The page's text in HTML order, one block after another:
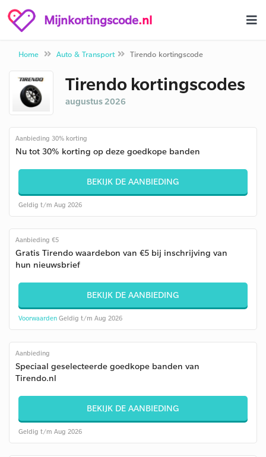
Mijnkortingscode.nl
Home Auto & Transport Tirendo kortingscode
Tirendo kortingscodes
augustus 2026
Aanbieding 30% korting
Nu tot 30% korting op deze goedkope banden
BEKIJK DE AANBIEDING
Geldig t/m Aug 2026
Aanbieding €5
Gratis Tirendo waardebon van €5 bij inschrijving van
hun nieuwsbrief
BEKIJK DE AANBIEDING
Voorwaarden Geldig t/m Aug 2026
Aanbieding
Speciaal geselecteerde goedkope banden van
Tirendo.nl
BEKIJK DE AANBIEDING
Geldig t/m Aug 2026